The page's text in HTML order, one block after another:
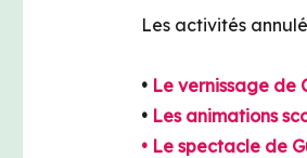
Les activités
• Le vernissage de
• Les animations
• Le spectacle de